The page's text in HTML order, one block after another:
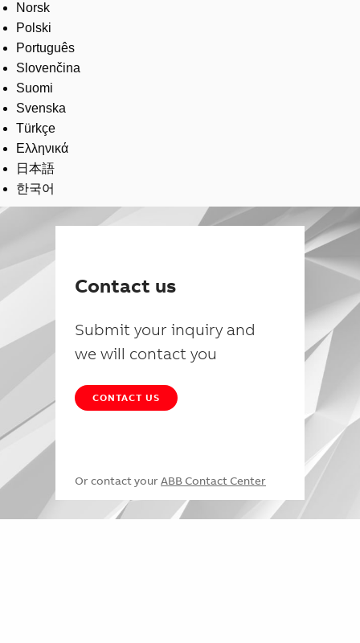
Norsk
Polski
Português
Slovenčina
Suomi
Svenska
Türkçe
Ελληνικά
日本語
한국어
Contact us
Submit your inquiry and
we will contact you
CONTACT US
Or contact your ABB Contact Center